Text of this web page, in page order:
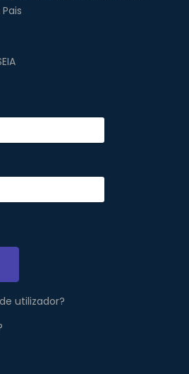
utilizador?